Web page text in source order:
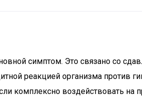
симптом. Это связано со
реакцией организма против
комплексно воздействовать на